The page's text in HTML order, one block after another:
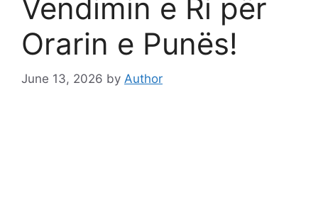
Vendimin e Ri për
Orarin e Punës!
June 13, 2026 by Author